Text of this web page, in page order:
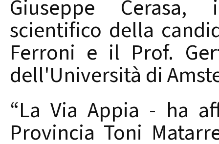
Giuseppe Cerasa,
scientifico della
Ferroni e il Prof.
dell'Università di
“La Via Appia - ha
Provincia Toni